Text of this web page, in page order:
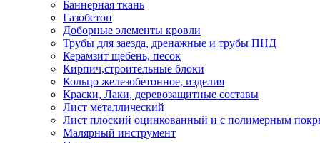
Баннерная ткань
Газобетон
Доборные элементы кровли
Трубы для заезда, дренажные и трубы ПНД
Керамзит щебень, песок
Кирпич,строительные блоки
Кольцо железобетонное, изделия
Краски, Лаки, деревозащитные составы
Лист металлический
Лист плоский оцинкованный и с полимерным
Малярный инструмент